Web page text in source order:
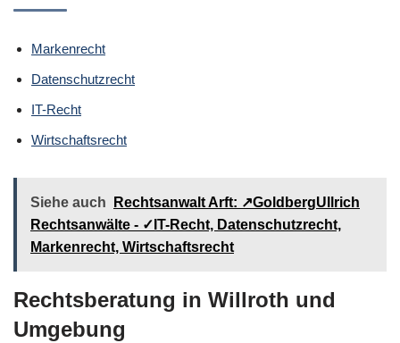
Markenrecht
Datenschutzrecht
IT-Recht
Wirtschaftsrecht
Siehe auch
Rechtsanwalt Arft: ↗️GoldbergUllrich
Rechtsanwälte - ✓IT-Recht, Datenschutzrecht,
Markenrecht, Wirtschaftsrecht
Rechtsberatung in Willroth und
Umgebung